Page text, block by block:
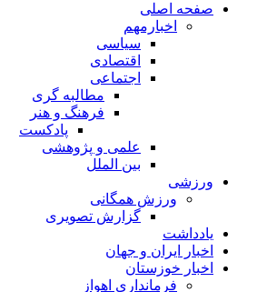
صفحه اصلی
اخبارمهم
سیاسی
اقتصادی
اجتماعی
مطالبه گری
فرهنگ و هنر
پادکست
علمی و پژوهشی
بین الملل
ورزشی
ورزش همگانی
گزارش تصویری
یادداشت
اخبار ایران و جهان
اخبار خوزستان
فرمانداری اهواز